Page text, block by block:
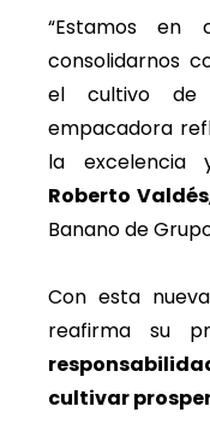
“Estamos en
consolidarnos
el cultivo de
empacadora
la excelencia
Roberto Valdés
Banano de
Con esta
reafirma su
cultivar